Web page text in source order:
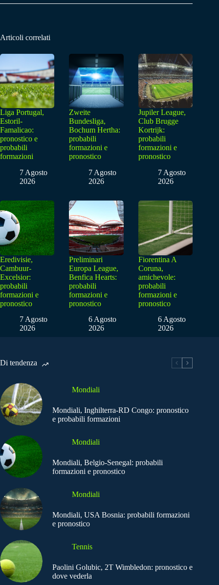
Articoli correlati
Liga Portugal,
Estoril-
Famalicao:
pronostico e
probabili
formazioni
7 Agosto
2026
Zweite
Bundesliga,
Bochum Hertha:
probabili
formazioni e
pronostico
7 Agosto
2026
Jupiler League,
Club Brugge
Kortrijk:
probabili
formazioni e
pronostico
7 Agosto
2026
Eredivisie,
Cambuur-
Excelsior:
probabili
formazioni e
pronostico
7 Agosto
2026
Preliminari
Europa League,
Benfica Hearts:
probabili
formazioni e
pronostico
6 Agosto
2026
Fiorentina A
Coruna,
amichevole:
probabili
formazioni e
pronostico
6 Agosto
2026
Di tendenza
Mondiali
Mondiali, Inghilterra-RD Congo: pronostico
e probabili formazioni
Mondiali
Mondiali, Belgio-Senegal: probabili
formazioni e pronostico
Mondiali
Mondiali, USA Bosnia: probabili formazioni
e pronostico
Tennis
Paolini Golubic, 2T Wimbledon: pronostico e
dove vederla